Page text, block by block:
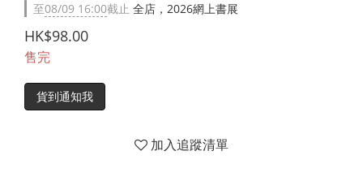
至08/09 16:00截止 全店，2026網上書展
HK$98.00
售完
貨到通知我
加入追蹤清單